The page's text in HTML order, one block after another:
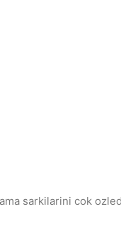
sarkilarini cok